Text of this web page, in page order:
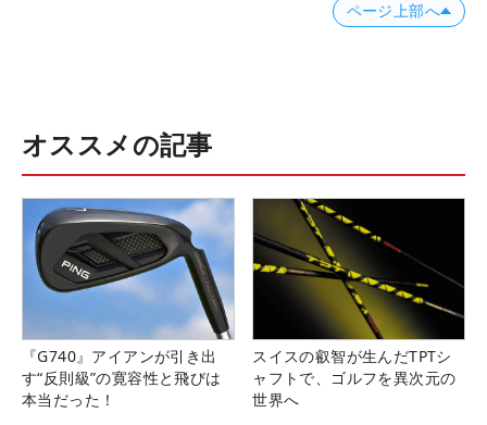
ページ上部へ
オススメの記事
『G740』アイアンが引き出
す“反則級”の寛容性と飛びは
本当だった！
スイスの叡智が生んだTPTシ
ャフトで、ゴルフを異次元の
世界へ